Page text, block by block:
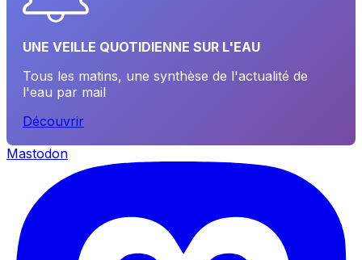
UNE VEILLE QUOTIDIENNE SUR L'EAU
Tous les matins, une synthèse de l'actualité de
l'eau par mail
Découvrir
Mastodon